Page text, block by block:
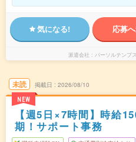
気になる! 応募
派遣会社 パーソルテンプ
未読
NEW
掲載日 2026/08/10
【週5日×7時間】時給
期！サポート事務